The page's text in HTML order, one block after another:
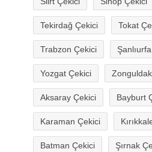
Tekirdağ Çekici Tokat
Trabzon Çekici
Yozgat Çekici
Aksaray Çekici Bayburt
Karaman Çekici
Batman Çekici Şırnak